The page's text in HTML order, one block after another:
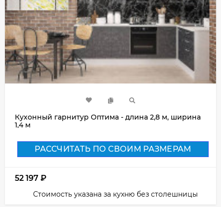
Кухонный гарнитур Оптима - длина 2,8 м, ширина
1,4 м
РАССЧИТАТЬ ПО СВОИМ РАЗМЕРАМ
52 197 ₽
Стоимость указана за кухню без столешницы